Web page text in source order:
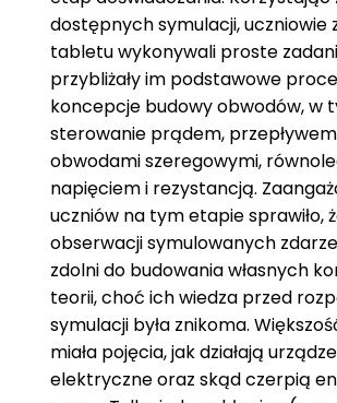
dostępnych symulacji, uczniowie
tabletu wykonywali proste
przybliżały im podstawowe
koncepcje budowy obwodów, w
sterowanie prądem,
obwodami szeregowymi,
napięciem i rezystancją.
uczniów na tym etapie sprawiło,
obserwacji symulowanych
zdolni do budowania własnych
teorii, choć ich wiedza przed
symulacji była znikoma.
miała pojęcia, jak działają
elektryczne oraz skąd czerpią